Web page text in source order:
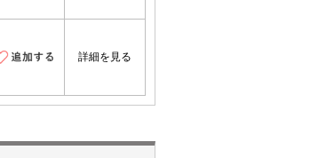
詳細を見る